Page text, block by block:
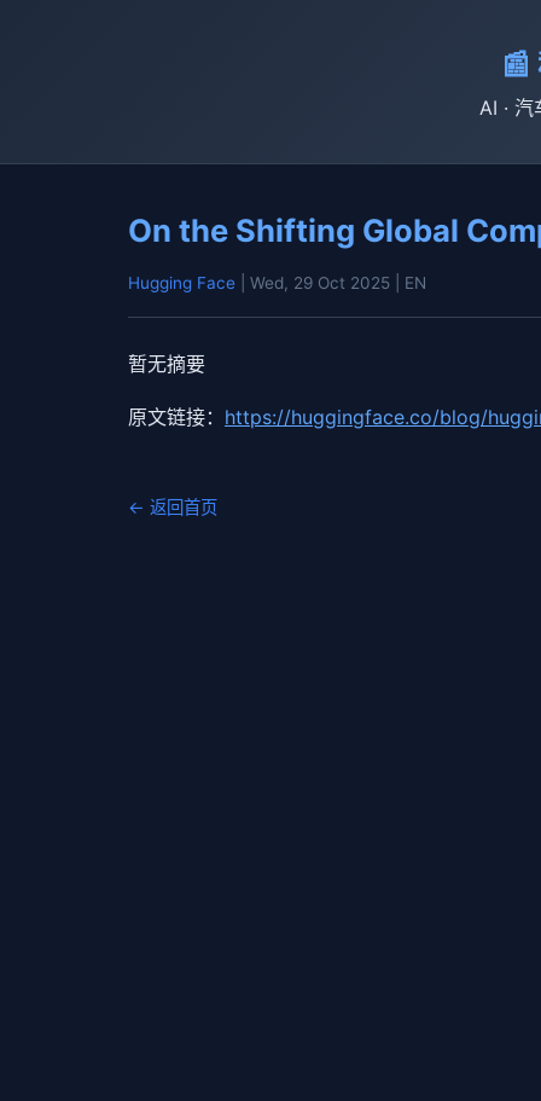
📰
AI ·
On the Shifting Global
Hugging Face | Wed, 29 Oct 2025 | EN
暂无摘要
原文链接： https://huggingface.co/blog/
← 返回首页